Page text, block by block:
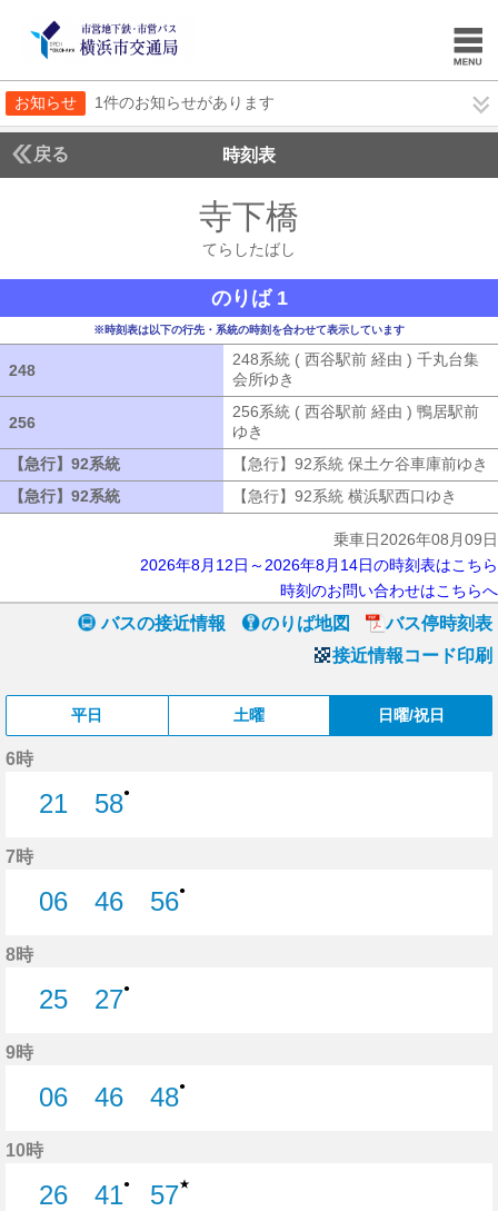
お知らせ 1件のお知らせがあります
戻る 時刻表
寺下橋
てらしたばし
のりば 1
※時刻表は以下の行先・系統の時刻を合わせて表示しています
248
248系統 ( 西谷駅前 経由 ) 千丸台集
会所ゆき
256
256系統 ( 西谷駅前 経由 ) 鴨居駅前
ゆき
【急行】92系統
【急行】92系統 保土ケ谷車庫前ゆき
【急行】92系統
【急行】92系統 横浜駅西口ゆき
乗車日2026年08月09日
2026年8月12日～2026年8月14日の時刻表はこちら
時刻のお問い合わせはこちらへ
バスの接近情報 のりば地図
バス停時刻表
接近情報コード印刷
平日 土曜 日曜/祝日
6時
21
58●
7時
06
46
56●
8時
25
27●
9時
06
46
48●
10時
26
41●
57★